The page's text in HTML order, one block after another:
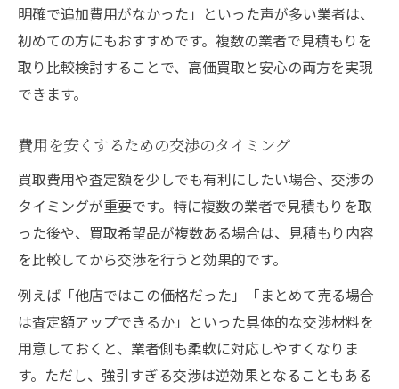
明確で追加費用がなかった」といった声が多い業者は、
初めての方にもおすすめです。複数の業者で見積もりを
取り比較検討することで、高価買取と安心の両方を実現
できます。
費用を安くするための交渉のタイミング
買取費用や査定額を少しでも有利にしたい場合、交渉の
タイミングが重要です。特に複数の業者で見積もりを取
った後や、買取希望品が複数ある場合は、見積もり内容
を比較してから交渉を行うと効果的です。
例えば「他店ではこの価格だった」「まとめて売る場合
は査定額アップできるか」といった具体的な交渉材料を
用意しておくと、業者側も柔軟に対応しやすくなりま
す。ただし、強引すぎる交渉は逆効果となることもある